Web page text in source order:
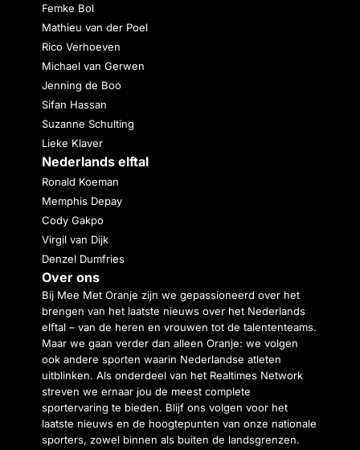
Femke Bol
Mathieu van der Poel
Rico Verhoeven
Michael van Gerwen
Jenning de Boo
Sifan Hassan
Suzanne Schulting
Lieke Klaver
Nederlands elftal
Ronald Koeman
Memphis Depay
Cody Gakpo
Virgil van Dijk
Denzel Dumfries
Over ons
Bij Mee Met Oranje zijn we gepassioneerd over het
brengen van het laatste nieuws over het Nederlands
elftal – van de heren en vrouwen tot de talententeams.
Maar we gaan verder dan alleen Oranje: we volgen
ook andere sporten waarin Nederlandse atleten
uitblinken. Als onderdeel van het Realtimes Network
streven we ernaar jou de meest complete
sportervaring te bieden. Blijf ons volgen voor het
laatste nieuws en de hoogtepunten van onze nationale
sporters, zowel binnen als buiten de landsgrenzen.